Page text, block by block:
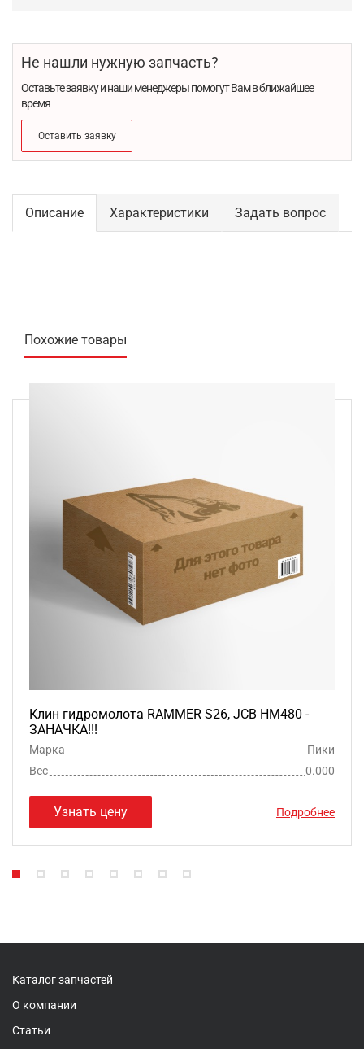
Не нашли нужную запчасть?
Оставьте заявку и наши менеджеры помогут Вам в ближайшее
время
Оставить заявку
Описание Характеристики Задать вопрос
Похожие товары
Клин гидромолота RAMMER S26, JCB HM480 -
ЗАНАЧКА!!!
Марка
Пики
Вес
0.000
Узнать цену Подробнее
Каталог запчастей
О компании
Статьи